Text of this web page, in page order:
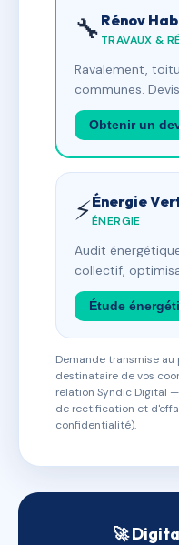
🔧 Rénov
TRAVAUX &
Ravalement,
communes.
Obtenir un
⚡Énergie
ÉNERGIE
Audit
collectif,
Étude
Demande transmise
destinataire de vos
relation Syndic Digital
de rectification et
confidentialité).
🚀